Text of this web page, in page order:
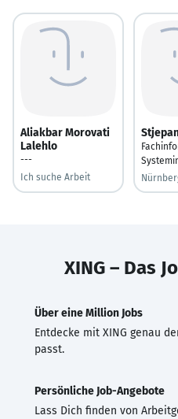
Aliakbar Morovati
Lalehlo
---
Ich suche Arbeit
XING – Das
Über eine Million Jobs
Entdecke mit XING genau
passt.
Persönliche Job-Angebote
Lass Dich finden von